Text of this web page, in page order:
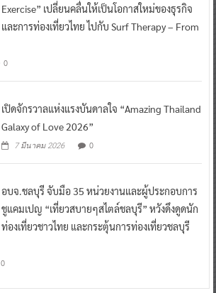
Exercise” เปลี่ยนคลื่นให้เป็นโอกาสใหม่ของธุรกิจ
และการท่องเที่ยวไทย ไปกับ Surf Therapy – From
0
เปิดจักรวาลแห่งแรงบันดาลใจ “Amazing Thailand
Galaxy of Love 2026”
7 มีนาคม 2026 0
อบจ.ชลบุรี จับมือ 35 หน่วยงานและผู้ประกอบการ
ชูแคมเปญ “เที่ยวสบายๆสไตล์ชลบุรี” หวังดึงดูดนัก
ท่องเที่ยวชาวไทย และกระตุ้นการท่องเที่ยวชลบุรี
0